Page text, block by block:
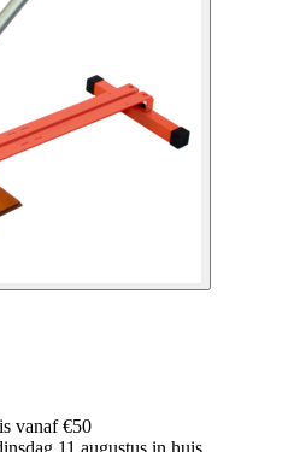
vanaf €50
11 augustus in huis